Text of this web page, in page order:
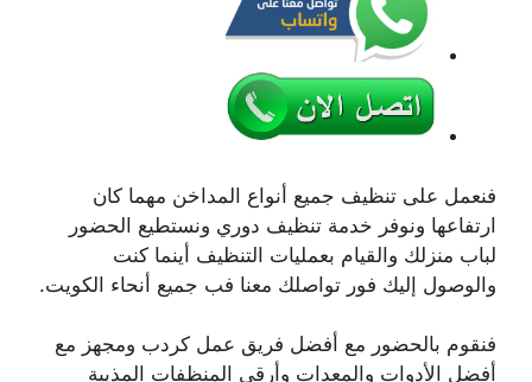
فنعمل على تنظيف جميع أنواع المداخن مهما كان
ارتفاعها ونوفر خدمة تنظيف دوري ونستطيع الحضور
لباب منزلك والقيام بعمليات التنظيف أينما كنت
والوصول إليك فور تواصلك معنا فب جميع أنحاء الكويت.
فنقوم بالحضور مع أفضل فريق عمل كردب ومجهز مع
أفضل الأدوات والمعدات وأرقى المنظفات المذيبة